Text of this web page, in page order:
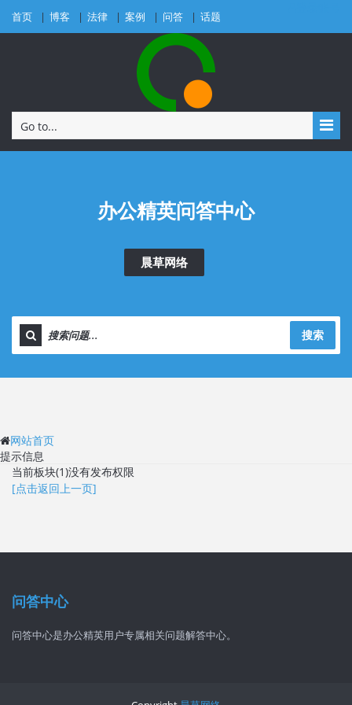
首页 博客 法律 案例 问答 话题
Go to...
办公精英问答中心
晨草网络
搜索
网站首页
提示信息
当前板块(1)没有发布权限
[点击返回上一页]
问答中心
问答中心是办公精英用户专属相关问题解答中心。